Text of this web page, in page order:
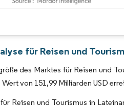
Bild © Mordor Intelligence.
für Reisen und
des Marktes für Reisen und
Wert von 151,99 Milliarden USD
Reisen und Tourismus in